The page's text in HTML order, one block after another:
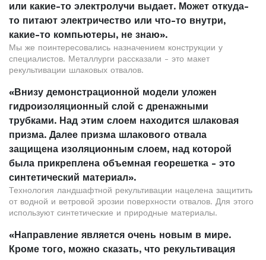
или какие-то электролучи выдает. Может откуда-
то питают электричество или что-то внутри,
какие-то компьютеры, не знаю».
Мы же поинтересовались назначением конструкции у
специалистов. Металлурги рассказали - это макет
рекультивации шлаковых отвалов.
«Внизу демонстрационной модели уложен
гидроизоляционный слой с дренажными
трубками. Над этим слоем находится шлаковая
призма. Далее призма шлакового отвала
защищена изоляционным слоем, над которой
была прикреплена объемная георешетка - это
синтетический материал».
Технология ландшафтной рекультивации нацелена защитить
от водной и ветровой эрозии поверхности отвалов. Для этого
используют синтетические и природные материалы.
«Направление является очень новым в мире.
Кроме того, можно сказать, что рекультивация